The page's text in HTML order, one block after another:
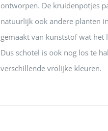
ontworpen. De kruidenpotjes
natuurlijk ook andere planten
gemaakt van kunststof wat
Dus schotel is ook nog los te
verschillende vrolijke kleuren.